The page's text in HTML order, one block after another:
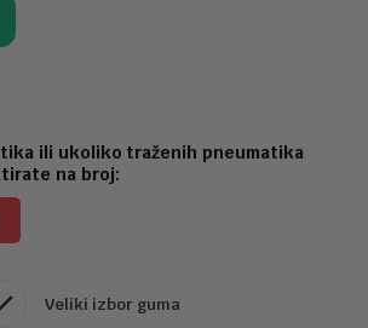
ili ukoliko traženih pneumatika
na broj:
Veliki izbor guma